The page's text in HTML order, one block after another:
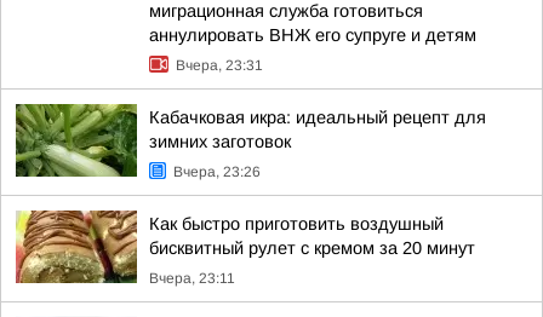
миграционная служба готовиться
аннулировать ВНЖ его супруге и детям
Вчера, 23:31
Кабачковая икра: идеальный рецепт для
зимних заготовок
Вчера, 23:26
Как быстро приготовить воздушный
бисквитный рулет с кремом за 20 минут
Вчера, 23:11